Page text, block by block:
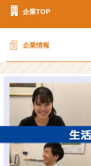
企業TOP
企業情報